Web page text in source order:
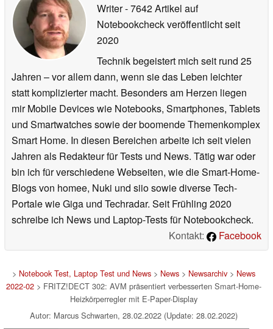
Writer- 7642 Artikel auf
Notebookcheck veröffentlichtseit
2020
Technik begeistert mich seit rund 25
Jahren – vor allem dann, wenn sie das Leben leichter
statt komplizierter macht. Besonders am Herzen liegen
mir Mobile Devices wie Notebooks, Smartphones, Tablets
und Smartwatches sowie der boomende Themenkomplex
Smart Home. In diesen Bereichen arbeite ich seit vielen
Jahren als Redakteur für Tests und News. Tätig war oder
bin ich für verschiedene Webseiten, wie die Smart-Home-
Blogs von homee, Nuki und siio sowie diverse Tech-
Portale wie Giga und Techradar. Seit Frühling 2020
schreibe ich News und Laptop-Tests für Notebookcheck.
Kontakt:
Facebook
> Notebook Test, Laptop Test und News> News> Newsarchiv> News
2022-02> FRITZ!DECT 302: AVM präsentiert verbesserten Smart-Home-
Heizkörperregler mit E-Paper-Display
Autor: Marcus Schwarten, 28.02.2022 (Update: 28.02.2022)